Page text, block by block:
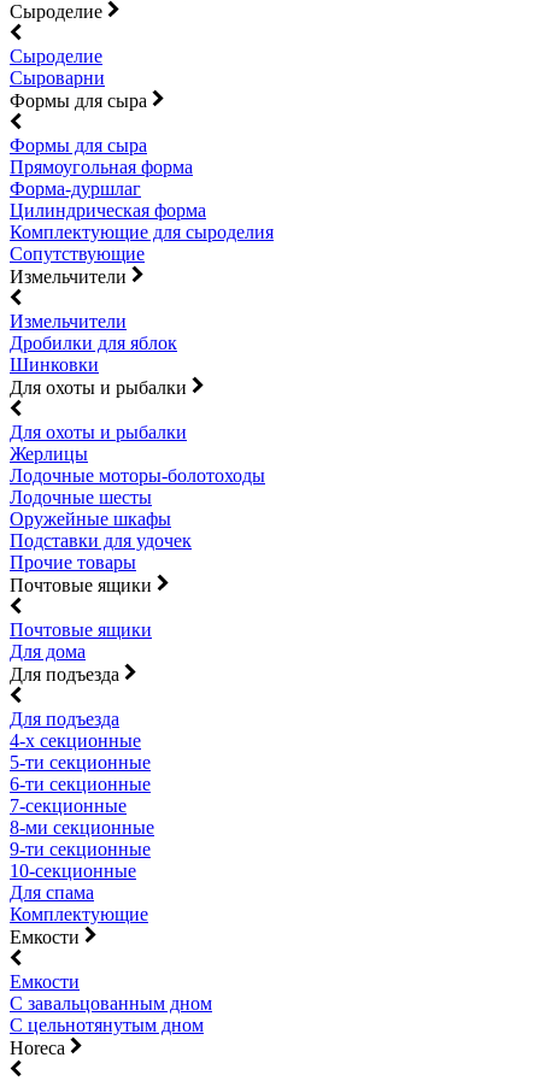
Сыроделие
Сыроделие
Сыроварни
Формы для сыра
Формы для сыра
Прямоугольная форма
Форма-дуршлаг
Цилиндрическая форма
Комплектующие для сыроделия
Сопутствующие
Измельчители
Измельчители
Дробилки для яблок
Шинковки
Для охоты и рыбалки
Для охоты и рыбалки
Жерлицы
Лодочные моторы-болотоходы
Лодочные шесты
Оружейные шкафы
Подставки для удочек
Прочие товары
Почтовые ящики
Почтовые ящики
Для дома
Для подъезда
Для подъезда
4-х секционные
5-ти секционные
6-ти секционные
7-секционные
8-ми секционные
9-ти секционные
10-секционные
Для спама
Комплектующие
Емкости
Емкости
С завальцованным дном
С цельнотянутым дном
Horeca